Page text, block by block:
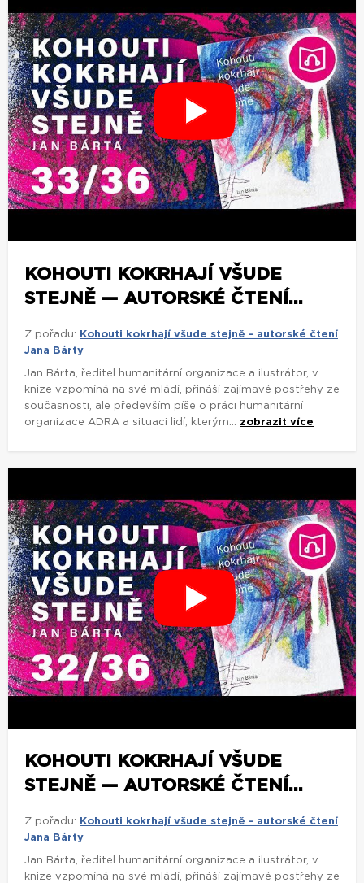
KOHOUTI KOKRHAJÍ VŠUDE
STEJNĚ — AUTORSKÉ ČTENÍ...
Z pořadu:
Kohouti kokrhají všude stejně - autorské čtení
Jana Bárty
Jan Bárta, ředitel humanitární organizace a ilustrátor, v
knize vzpomíná na své mládí, přináší zajímavé postřehy ze
současnosti, ale především píše o práci humanitární
organizace ADRA a situaci lidí, kterým... zobrazit více
KOHOUTI KOKRHAJÍ VŠUDE
STEJNĚ — AUTORSKÉ ČTENÍ...
Z pořadu:
Kohouti kokrhají všude stejně - autorské čtení
Jana Bárty
Jan Bárta, ředitel humanitární organizace a ilustrátor, v
knize vzpomíná na své mládí, přináší zajímavé postřehy ze